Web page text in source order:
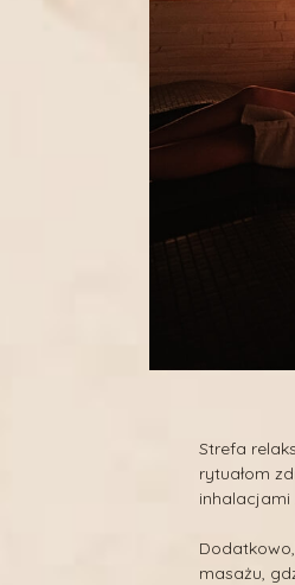
Strefa
rytuałom
inhalacjami
masażu,